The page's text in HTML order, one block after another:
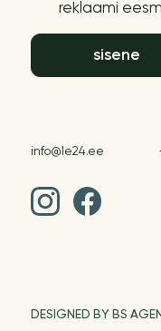
reklaami
sisene
info@le24.ee
DESIGNED BY BS